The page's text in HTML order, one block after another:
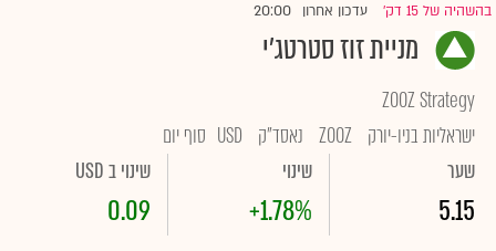
בהשהיה של 15 דק' |עדכון אחרון 20:00
מניית זוז סטרטג'י
ZOOZ Strategy
ישראליות בניו-יורק ZOOZ נאסד"ק USD סוף יום
שער
5.15
שינוי
+1.78%
שינוי ב USD
0.09